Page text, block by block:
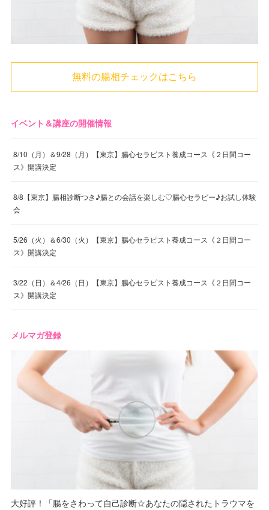
無料の腸相チェックはこちら
イベント＆講座の開催情報
8/10（月）＆9/28（月）【東京】腸心セラピスト養成コース《２日間コー
ス》開講決定
8/8【東京】腸相診断つき♪腸との会話を楽しむ♡腸心セラピー♪お試し体験
会
5/26（火）＆6/30（火）【東京】腸心セラピスト養成コース《２日間コー
ス》開講決定
3/22（日）＆4/26（日）【東京】腸心セラピスト養成コース《２日間コー
ス》開講決定
メルマガ登録
大好評！「腸をさわって自己診断☆あなたの隠されたトラウマを